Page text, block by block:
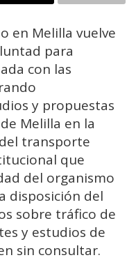
en Melilla vuelve
para
con las
y propuestas
Melilla en la
transporte
que
del organismo
disposición del
sobre tráfico de
y estudios de
sin consultar.